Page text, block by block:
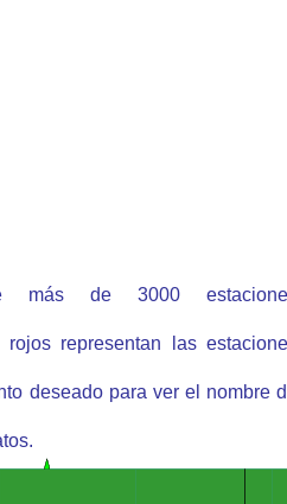
más de 3000
representan las
deseado para ver el nombre